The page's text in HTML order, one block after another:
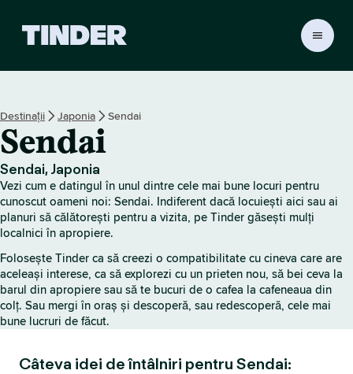
T
e
r
Destinații Japonia Sendai
Sendai
Sendai, Japonia
Vezi cum e datingul în unul dintre cele mai bune locuri pentru
cunoscut oameni noi: Sendai. Indiferent dacă locuiești aici sau ai
planuri să călătorești pentru a vizita, pe Tinder găsești mulți
localnici în apropiere.
Folosește Tinder ca să creezi o compatibilitate cu cineva care are
aceleași interese, ca să explorezi cu un prieten nou, să bei ceva la
barul din apropiere sau să te bucuri de o cafea la cafeneaua din
colț. Sau mergi în oraș și descoperă, sau redescoperă, cele mai
bune lucruri de făcut.
Câteva idei de întâlniri pentru Sendai: